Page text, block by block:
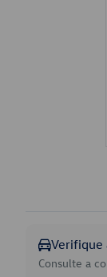
Verifique
Consulte a